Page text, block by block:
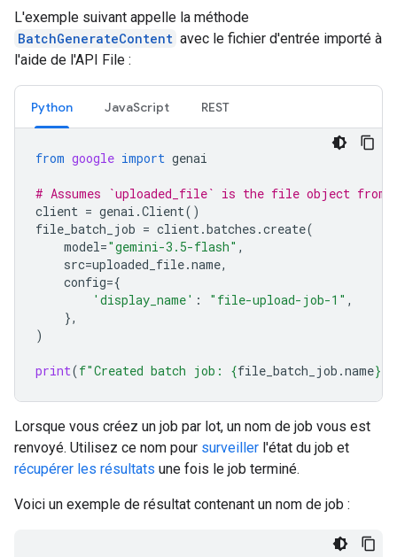
L'exemple suivant appelle la méthode
BatchGenerateContent avec le fichier d'entrée importé à
l'aide de l'API File :
Python JavaScript REST
from google import genai
# Assumes `uploaded_file` is the file object from
client = genai .Client()
file_batch_job = client.batches .create(
model="gemini-3.5-flash" ,
src=uploaded_file.name,
config={
'display_name' : "file-upload-job-1" ,
},
)
print(f"Created batch job: {file_batch_job .name}
Lorsque vous créez un job par lot, un nom de job vous est
renvoyé. Utilisez ce nom pour surveiller l'état du job et
récupérer les résultats une fois le job terminé.
Voici un exemple de résultat contenant un nom de job :